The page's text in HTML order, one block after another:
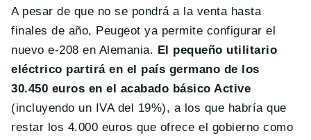
A pesar de que no se pondrá a la venta hasta
finales de año, Peugeot ya permite configurar el
nuevo e-208 en Alemania. El pequeño utilitario
eléctrico partirá en el país germano de los
30.450 euros en el acabado básico Active
(incluyendo un IVA del 19%), a los que habría que
restar los 4.000 euros que ofrece el gobierno como